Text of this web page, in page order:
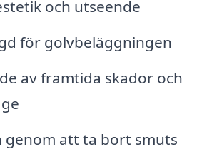
och utseende
för golvbeläggningen
av framtida skador och
genom att ta bort smuts